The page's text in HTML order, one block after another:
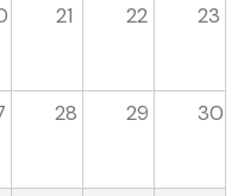
21 22 23
28 29 30